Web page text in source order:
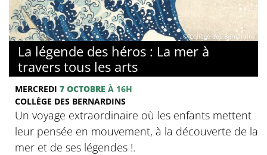
© Collège des Bernardins
La légende des héros : La mer à
travers tous les arts
MERCREDI 7 OCTOBRE À 16H
COLLÈGE DES BERNARDINS
Un voyage extraordinaire où les enfants mettent
leur pensée en mouvement, à la découverte de la
mer et de ses légendes !.